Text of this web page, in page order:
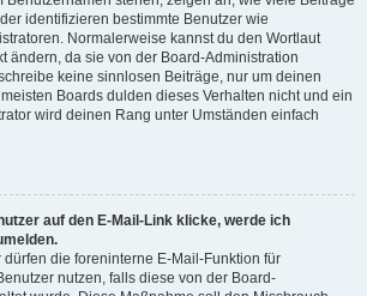
identifizieren bestimmte Benutzer wie
Normalerweise kannst du den Wortlaut
ändern, da sie von der Board-Administration
keine sinnlosen Beiträge, nur um deinen
Boards dulden dieses Verhalten nicht und ein
wird deinen Rang unter Umständen einfach
auf den E-Mail-Link klicke, werde ich
dürfen die foreninterne E-Mail-Funktion für
nutzen, falls diese von der Board-